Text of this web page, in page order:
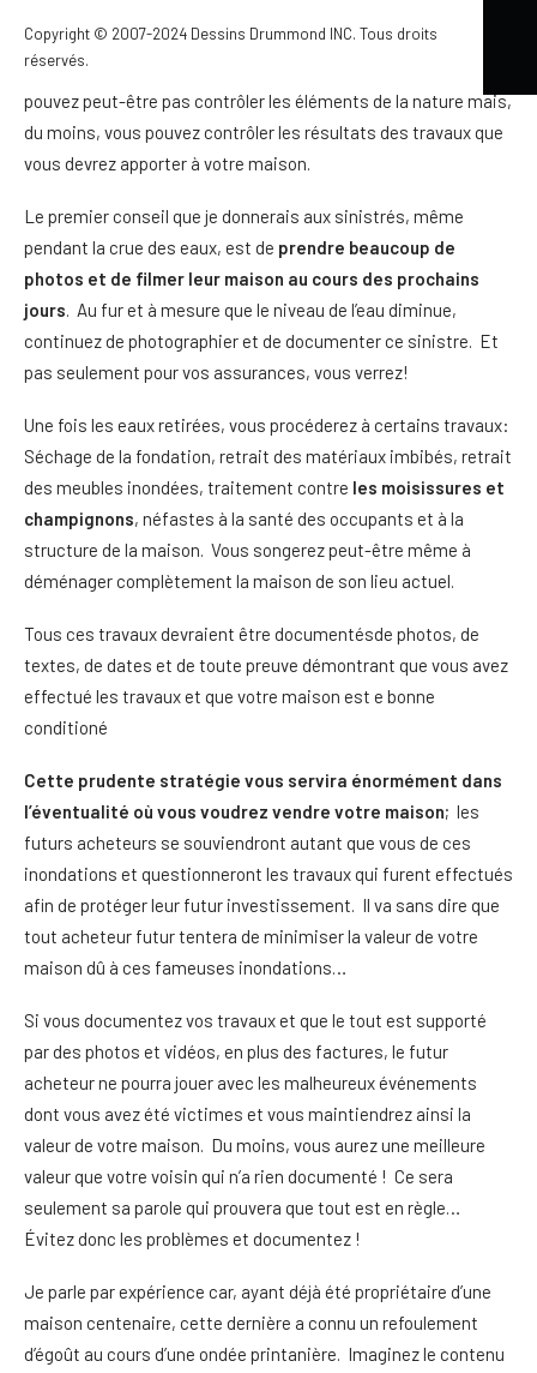
Copyright © 2007-2024 Dessins Drummond INC. Tous droits
réservés.
important de s’assurer de prendre quelques précautions afin
de maintenir une valeur marchande de votre maison. Vous ne
pouvez peut-être pas contrôler les éléments de la nature mais,
du moins, vous pouvez contrôler les résultats des travaux que
vous devrez apporter à votre maison.
Le premier conseil que je donnerais aux sinistrés, même
pendant la crue des eaux, est de prendre beaucoup de
photos et de filmer leur maison au cours des prochains
jours. Au fur et à mesure que le niveau de l’eau diminue,
continuez de photographier et de documenter ce sinistre. Et
pas seulement pour vos assurances, vous verrez!
Une fois les eaux retirées, vous procéderez à certains travaux:
Séchage de la fondation, retrait des matériaux imbibés, retrait
des meubles inondées, traitement contre les moisissures et
champignons, néfastes à la santé des occupants et à la
structure de la maison. Vous songerez peut-être même à
déménager complètement la maison de son lieu actuel.
Tous ces travaux devraient être documentésde photos, de
textes, de dates et de toute preuve démontrant que vous avez
effectué les travaux et que votre maison est e bonne
conditioné
Cette prudente stratégie vous servira énormément dans
l’éventualité où vous voudrez vendre votre maison; les
futurs acheteurs se souviendront autant que vous de ces
inondations et questionneront les travaux qui furent effectués
afin de protéger leur futur investissement. Il va sans dire que
tout acheteur futur tentera de minimiser la valeur de votre
maison dû à ces fameuses inondations…
Si vous documentez vos travaux et que le tout est supporté
par des photos et vidéos, en plus des factures, le futur
acheteur ne pourra jouer avec les malheureux événements
dont vous avez été victimes et vous maintiendrez ainsi la
valeur de votre maison. Du moins, vous aurez une meilleure
valeur que votre voisin qui n’a rien documenté ! Ce sera
seulement sa parole qui prouvera que tout est en règle…
Évitez donc les problèmes et documentez !
Je parle par expérience car, ayant déjà été propriétaire d’une
maison centenaire, cette dernière a connu un refoulement
d’égoût au cours d’une ondée printanière. Imaginez le contenu